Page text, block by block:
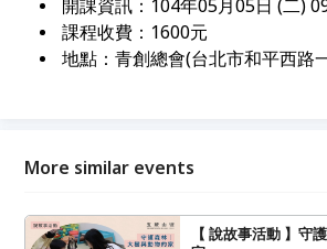
開課資訊：104年05月05日 (二)
課程收費：1600元
地點：青創總會(台北市和平西路
More similar events
【 說故事活動 】守